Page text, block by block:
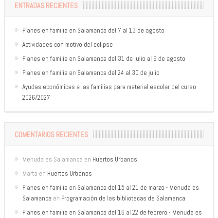
ENTRADAS RECIENTES
Planes en familia en Salamanca del 7 al 13 de agosto
Actividades con motivo del eclipse
Planes en familia en Salamanca del 31 de julio al 6 de agosto
Planes en familia en Salamanca del 24 al 30 de julio
Ayudas económicas a las familias para material escolar del curso
2026/2027
COMENTARIOS RECIENTES
Menuda es Salamanca en Huertos Urbanos
Marta en Huertos Urbanos
Planes en familia en Salamanca del 15 al 21 de marzo - Menuda es
Salamanca en Programación de las bibliotecas de Salamanca
Planes en familia en Salamanca del 16 al 22 de febrero - Menuda es